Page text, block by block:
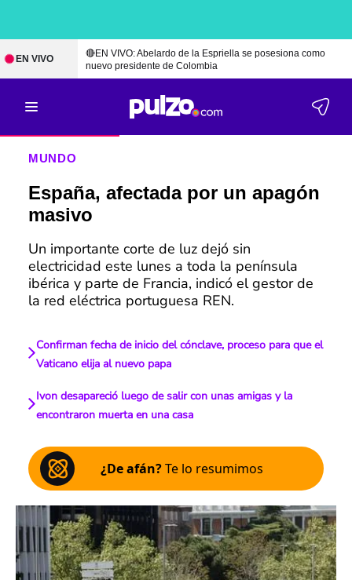
EN VIVO
🔴EN VIVO: Abelardo de la Espriella se posesiona como
nuevo presidente de Colombia
MUNDO
España, afectada por un apagón
masivo
Un importante corte de luz dejó sin
electricidad este lunes a toda la península
ibérica y parte de Francia, indicó el gestor de
la red eléctrica portuguesa REN.
Confirman fecha de inicio del cónclave, proceso para que el
Vaticano elija al nuevo papa
Ivon desapareció luego de salir con unas amigas y la
encontraron muerta en una casa
¿De afán?Te lo resumimos